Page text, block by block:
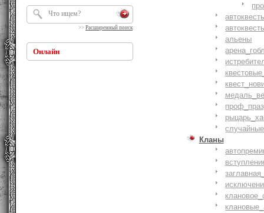
>> Расширенный поиск
Онлайн
альены
Кланы